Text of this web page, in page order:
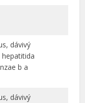
dávivý
b a
dávivý